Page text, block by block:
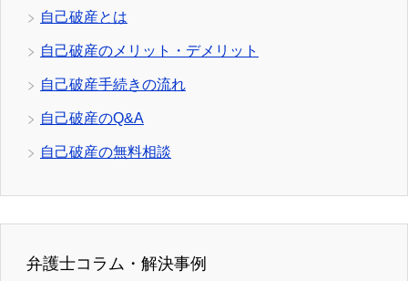
自己破産とは
自己破産のメリット・デメリット
自己破産手続きの流れ
自己破産のQ&A
自己破産の無料相談
弁護士コラム・解決事例